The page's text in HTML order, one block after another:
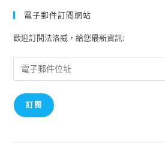
律
構
成
要
解
鄭
電子郵件訂閱網站
歡迎訂閱法洛威，給您最新資訊:
子
郵
件
訂閱